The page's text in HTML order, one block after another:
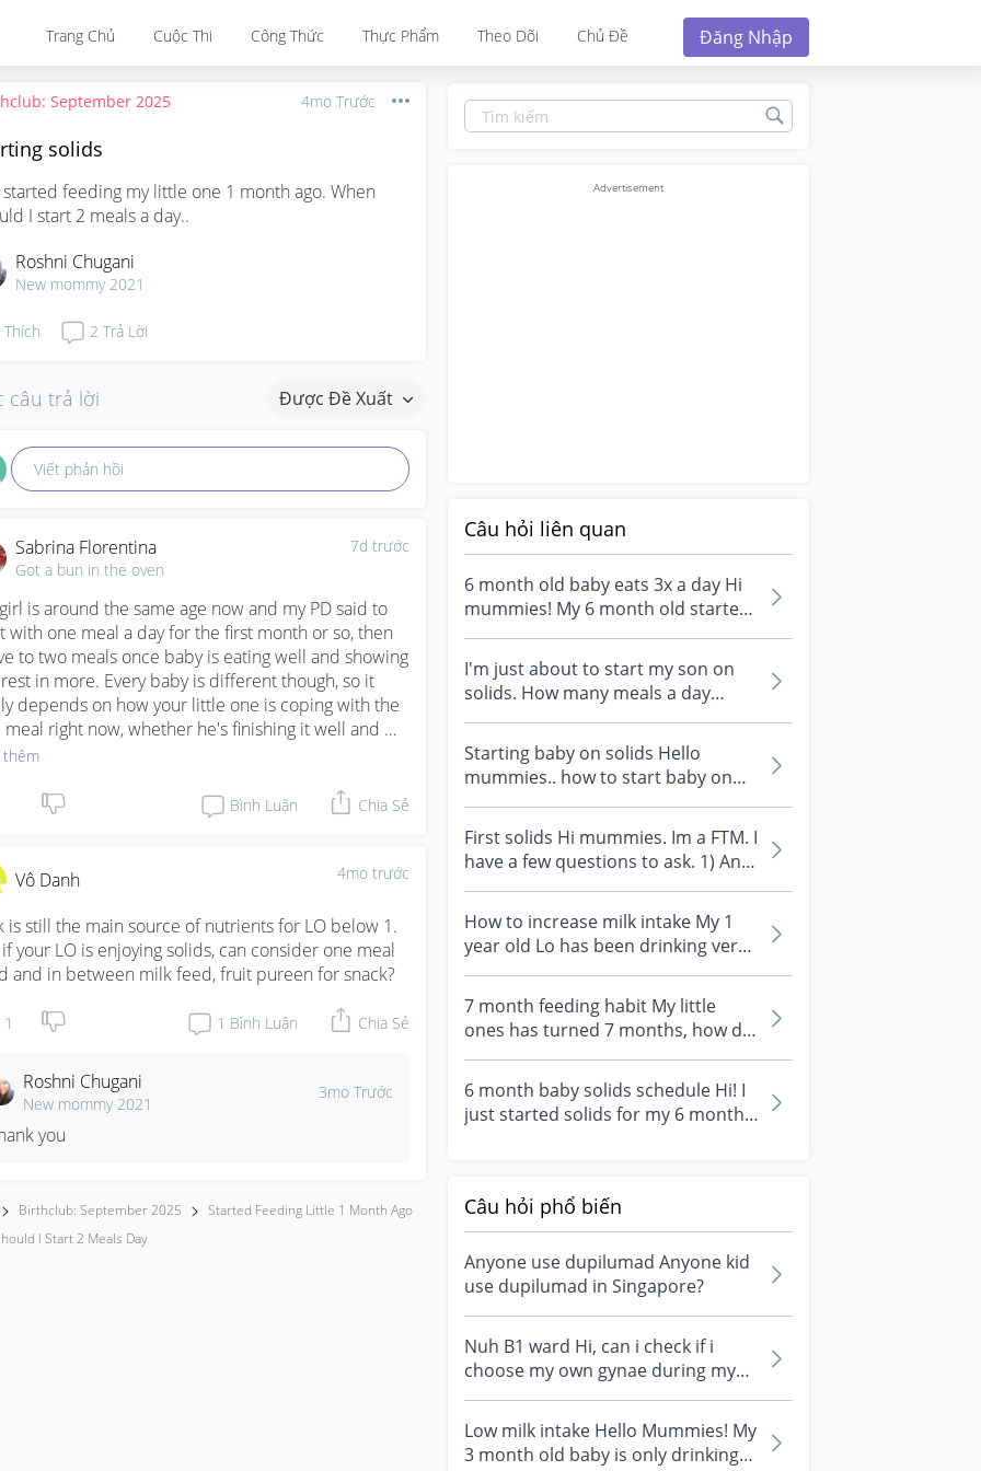
Trang Chủ Cuộc Thi Công Thức Thực Phẩm Theo Dõi Chủ Đề Đăng Nhập
September 2025 4mo Trước
solids
started feeding my little one 1 month ago. When
I start 2 meals a day..
Roshni Chugani
New mommy 2021
Thích 2 Trả Lời
câu trả lời Được Đề Xuất
Viết phản hồi
7d trước
Sabrina Florentina
Got a bun in the oven
is around the same age now and my PD said to
with one meal a day for the first month or so, then
to two meals once baby is eating well and showing
in more. Every baby is different though, so it
depends on how your little one is coping with the
meal right now, whether he's finishing it well and
for more. I'd say check in with your paediatrician
you a clearer timeline based on how things are
Bình Luận Chia Sẻ
4mo trước
Vô Danh
is still the main source of nutrients for LO below 1.
your LO is enjoying solids, can consider one meal
and in between milk feed, fruit pureen for snack?
1 1 Bình Luận Chia Sẻ
Roshni Chugani
New mommy 2021
3mo Trước
you
Birthclub: September 2025
Started Feeding Little 1 Month Ago
I Start 2 Meals Day
Câu hỏi liên quan
6 month old baby eats 3x a day Hi
mummies! My 6 month old started
solids 2 weeks ago. This week, he...
I'm just about to start my son on
solids. How many meals a day
should I start with?
Starting baby on solids Hello
mummies.. how to start baby on
solids? Currently baby is 5 month
old....
First solids Hi mummies. Im a FTM. I
have a few questions to ask. 1) Any
recomendations on what soli...
How to increase milk intake My 1
year old Lo has been drinking very
little milk ever since she start...
7 month feeding habit My little
ones has turned 7 months, how do
I start feeding proper meals? Like...
6 month baby solids schedule Hi! I
just started solids for my 6 months
Câu hỏi phổ biến
Anyone use dupilumad Anyone kid
use dupilumad in Singapore?
Nuh B1 ward Hi, can i check if i
choose my own gynae during my
last trimester at Nuh , i would
tech...
Low milk intake Hello Mummies! My
3 month old baby is only drinking